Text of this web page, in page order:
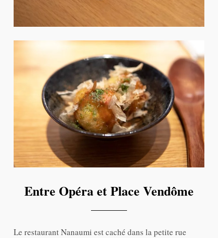
Entre Opéra et Place Vendôme
Le restaurant Nanaumi est caché dans la petite rue